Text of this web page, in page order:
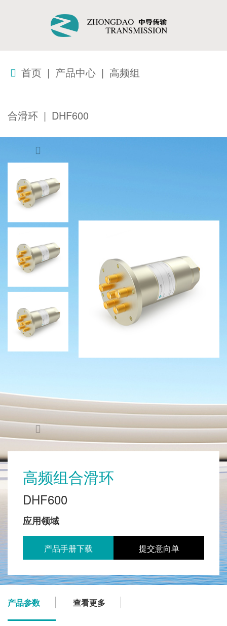
首页 | 产品中心 | 高频组
合滑环 | DHF600
高频组合滑环
DHF600
应用领域
产品手册下载 提交意向单
产品参数 查看更多